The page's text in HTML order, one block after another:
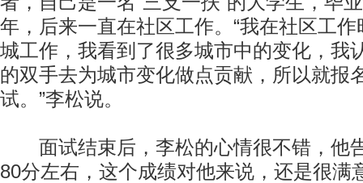
年，后来一直在社区工作。“我在社区工
城工作，我看到了很多城市中的变化，我
的双手去为城市变化做点贡献，所以就报
试。”李松说。
面试结束后，李松的心情很不错，他
80分左右，这个成绩对他来说，还是很满